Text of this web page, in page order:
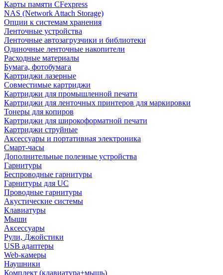
Карты памяти CFexpress
NAS (Network Attach Storage)
Опции к системам хранения
Ленточные устройства
Ленточные автозагрузчики и библиотеки
Одиночные ленточные накопители
Расходные материалы
Бумага, фотобумага
Картриджи лазерные
Совместимые картриджи
Картриджи для промышленной печати
Картриджи для ленточных принтеров для маркировки
Тонеры для копиров
Картриджи для широкоформатной печати
Картриджи струйные
Аксессуары и портативная электроника
Смарт-часы
Дополнительные полезные устройства
Гарнитуры
Беспроводные гарнитуры
Гарнитуры для UC
Проводные гарнитуры
Акустические системы
Клавиатуры
Мыши
Аксессуары
Рули, Джойстики
USB адаптеры
Web-камеры
Наушники
Комплект (клавиатура+мышь)